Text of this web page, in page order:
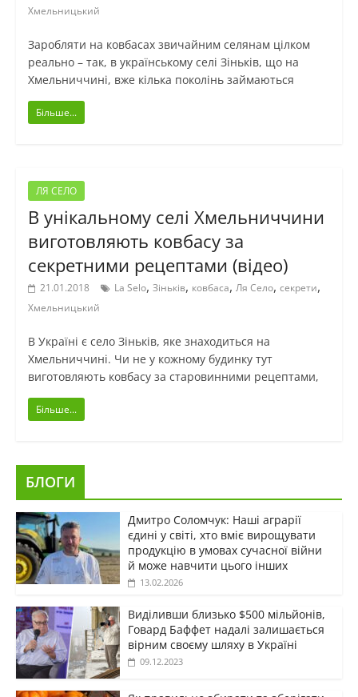
Хмельницький
Заробляти на ковбасах звичайним селянам цілком
реально – так, в українському селі Зіньків, що на
Хмельниччині, вже кілька поколінь займаються
Більше...
ЛЯ СЕЛО
В унікальному селі Хмельниччини
виготовляють ковбасу за
секретними рецептами (відео)
21.01.2018 La Selo, Зіньків, ковбаса, Ля Село, секрети,
Хмельницький
В Україні є село Зіньків, яке знаходиться на
Хмельниччині. Чи не у кожному будинку тут
виготовляють ковбасу за старовинними рецептами,
Більше...
БЛОГИ
Дмитро Соломчук: Наші аграрії
єдині у світі, хто вміє вирощувати
продукцію в умовах сучасної війни
й може навчити цього інших
13.02.2026
Виділивши близько $500 мільйонів,
Говард Баффет надалі залишається
вірним своєму шляху в Україні
09.12.2023